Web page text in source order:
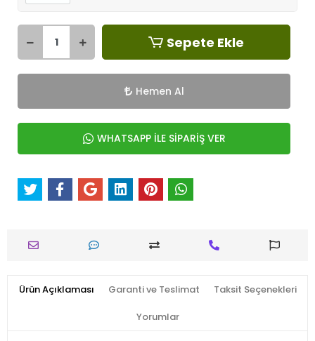
Sepete Ekle
Hemen Al
WHATSAPP İLE SİPARİŞ VER
Ürün Açıklaması Garanti ve Teslimat Taksit Seçenekleri
Yorumlar